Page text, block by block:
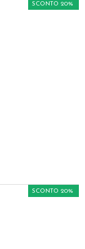
SCONTO 20%
SCONTO 20%